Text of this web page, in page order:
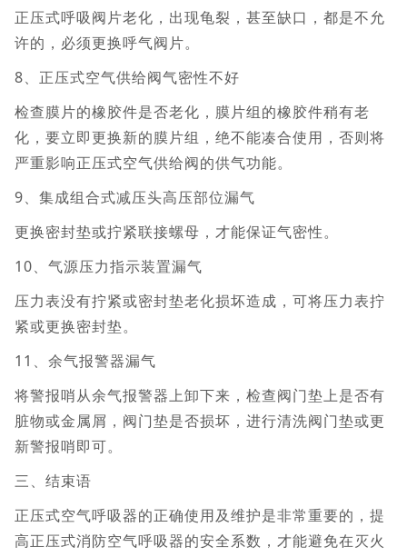
正压式呼吸阀片老化，出现龟裂，甚至缺口，都是不允
许的，必须更换呼气阀片。
8、正压式空气供给阀气密性不好
检查膜片的橡胶件是否老化，膜片组的橡胶件稍有老
化，要立即更换新的膜片组，绝不能凑合使用，否则将
严重影响正压式空气供给阀的供气功能。
9、集成组合式减压头高压部位漏气
更换密封垫或拧紧联接螺母，才能保证气密性。
10、气源压力指示装置漏气
压力表没有拧紧或密封垫老化损坏造成，可将压力表拧
紧或更换密封垫。
11、余气报警器漏气
将警报哨从余气报警器上卸下来，检查阀门垫上是否有
脏物或金属屑，阀门垫是否损坏，进行清洗阀门垫或更
新警报哨即可。
三、结束语
正压式空气呼吸器的正确使用及维护是非常重要的，提
高正压式消防空气呼吸器的安全系数，才能避免在灭火